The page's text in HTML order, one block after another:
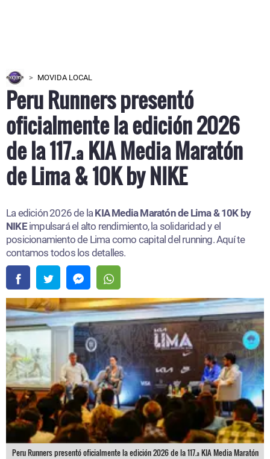
MOVIDA LOCAL
Peru Runners presentó
oficialmente la edición 2026
de la 117.ª KIA Media Maratón
de Lima & 10K by NIKE
La edición 2026 de laKIA Media Maratón de Lima & 10K by
NIKEimpulsará el alto rendimiento, la solidaridad y el
posicionamiento de Lima como capital del running. Aquí te
contamos todos los detalles.
Peru Runners presentó oficialmente la edición 2026 de la 117.ª KIA Media Maratón